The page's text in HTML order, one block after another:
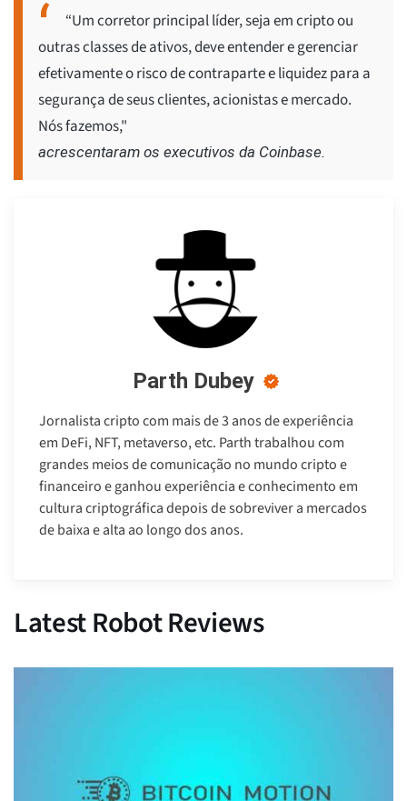
“Um corretor principal líder, seja em cripto ou
outras classes de ativos, deve entender e gerenciar
efetivamente o risco de contraparte e liquidez para a
segurança de seus clientes, acionistas e mercado.
Nós fazemos,"
acrescentaram os executivos da Coinbase.
Parth Dubey
Jornalista cripto com mais de 3 anos de experiência
em DeFi, NFT, metaverso, etc. Parth trabalhou com
grandes meios de comunicação no mundo cripto e
financeiro e ganhou experiência e conhecimento em
cultura criptográfica depois de sobreviver a mercados
de baixa e alta ao longo dos anos.
Latest Robot Reviews